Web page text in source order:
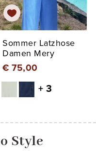
Sommer Latzhose
Damen Mery
€ 75,00
+ 3
Style